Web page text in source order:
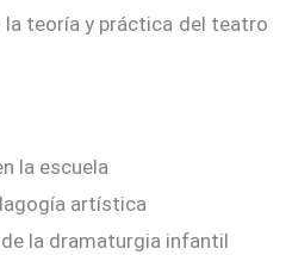
teoría y práctica del teatro
la escuela
artística
la dramaturgia infantil